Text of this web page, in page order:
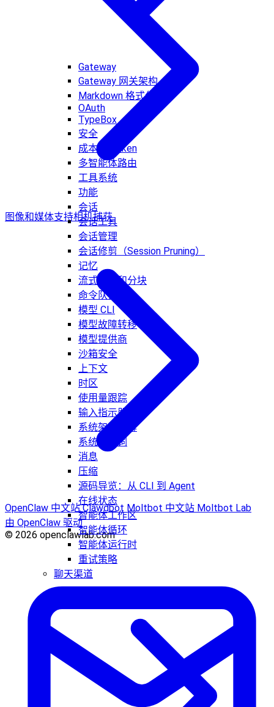
Gateway
Gateway 网关架构
Markdown 格式化
OAuth
TypeBox
安全
成本与 Token
多智能体路由
工具系统
功能
会话
会话工具
会话管理
会话修剪（Session Pruning）
记忆
流式传输和分块
命令队列
模型 CLI
模型故障转移
模型提供商
沙箱安全
上下文
时区
使用量跟踪
输入指示器
系统架构详解
系统提示词
消息
压缩
源码导览：从 CLI 到 Agent
在线状态
智能体工作区
智能体循环
智能体运行时
重试策略
聊天渠道
图像和媒体支持相机捕获
OpenClaw 中文站Clawdbot Moltbot 中文站 Moltbot Lab
由 OpenClaw 驱动
© 2026 openclawlab.com